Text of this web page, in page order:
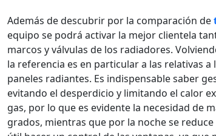
Además de descubrir por la comparación de
equipo se podrá activar la mejor clientela
marcos y válvulas de los radiadores.
la referencia es en particular a las relativas
paneles radiantes. Es indispensable saber
evitando el desperdicio y limitando el calor
gas, por lo que es evidente la necesidad de
grados, mientras que por la noche se